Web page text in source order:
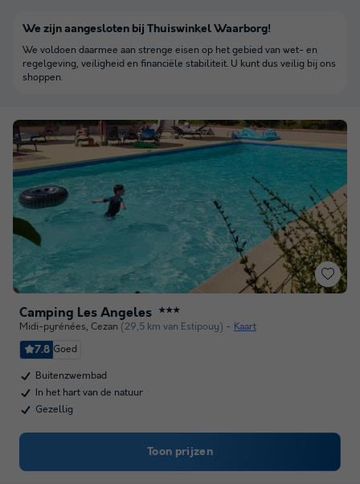
Camping Les Angeles ★★★
Midi-pyrénées, Cezan (29,5 km van Estipouy) Kaart
7.8 Goed
Buitenzwembad
In het hart van de natuur
Gezellig
Toon prijzen
We zijn aangesloten bij Thuiswinkel Waarborg!
We voldoen daarmee aan strenge eisen op het gebied van wet- en
regelgeving, veiligheid en financiële stabiliteit. U kunt dus veilig bij ons
shoppen.